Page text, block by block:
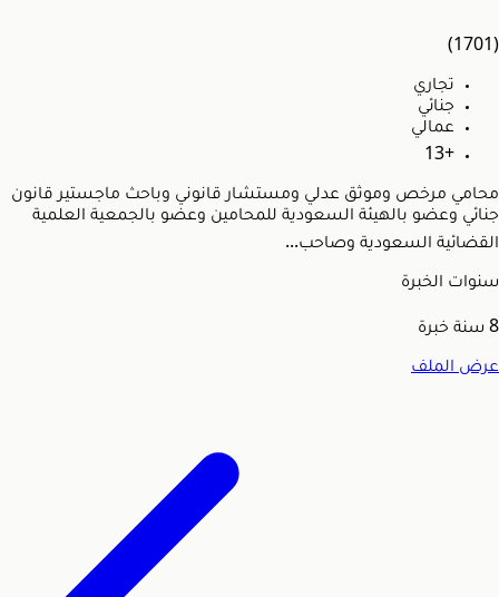
(1701)
تجاري
جنائي
عمالي
+13
محامي مرخص وموثق عدلي ومستشار قانوني وباحث ماجستير قانون
جنائي وعضو بالهيئة السعودية للمحامين وعضو بالجمعية العلمية
القضائية السعودية وصاحب...
سنوات الخبرة
8 سنة خبرة
عرض الملف